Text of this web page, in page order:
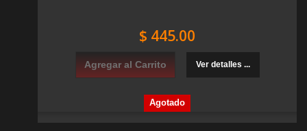
$ 445.00
Agregar al Carrito Ver detalles ...
Agotado